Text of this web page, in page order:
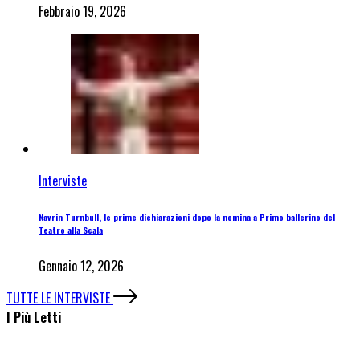
Febbraio 19, 2026
Interviste
Navrin Turnbull, le prime dichiarazioni dopo la nomina a Primo ballerino del
Teatro alla Scala
Gennaio 12, 2026
TUTTE LE INTERVISTE
I Più Letti